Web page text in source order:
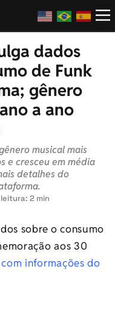
dados
de Funk
gênero
a ano
musical mais
e cresceu em média
detalhes do
2 min
sobre o consumo
aos 30
com informações do